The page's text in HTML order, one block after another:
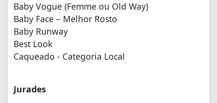
Baby Vogue (Femme ou Old Way)
Baby Face – Melhor Rosto
Baby Runway
Best Look
Caqueado - Categoria Local
Jurades